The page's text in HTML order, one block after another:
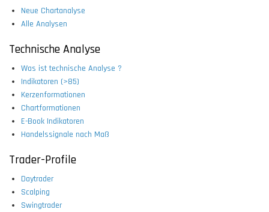
Neue Chartanalyse
Alle Analysen
Technische Analyse
Was ist technische Analyse ?
Indikatoren (>85)
Kerzenformationen
Chartformationen
E-Book Indikatoren
Handelssignale nach Maß
Trader-Profile
Daytrader
Scalping
Swingtrader